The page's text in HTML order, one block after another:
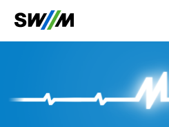
Ihr Suchbegriff